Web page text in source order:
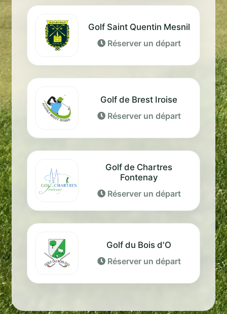
Golf Saint Quentin Mesnil
Réserver un départ
Golf de Brest Iroise
Réserver un départ
Golf de Chartres
Fontenay
Réserver un départ
Golf du Bois d'O
Réserver un départ